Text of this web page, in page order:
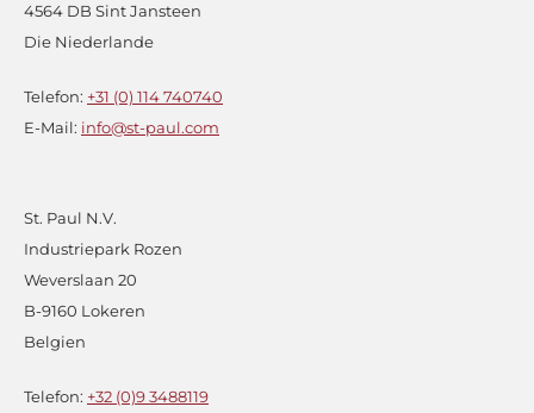
4564 DB Sint Jansteen
Die Niederlande
Telefon: +31 (0) 114 740740
E-Mail: info@st-paul.com
St. Paul N.V.
Industriepark Rozen
Weverslaan 20
B-9160 Lokeren
Belgien
Telefon: +32 (0)9 3488119